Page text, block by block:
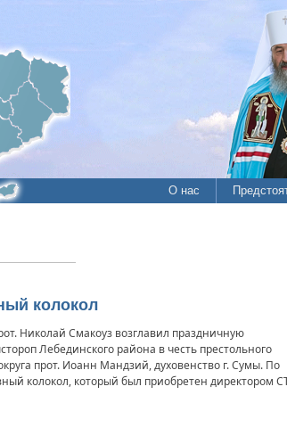
О нас
колокол
Николай Смакоуз возглавил праздничную
Лебединского района в честь престольного
прот. Иоанн Мандзий, духовенство г. Сумы. По
колокол, который был приобретен директором